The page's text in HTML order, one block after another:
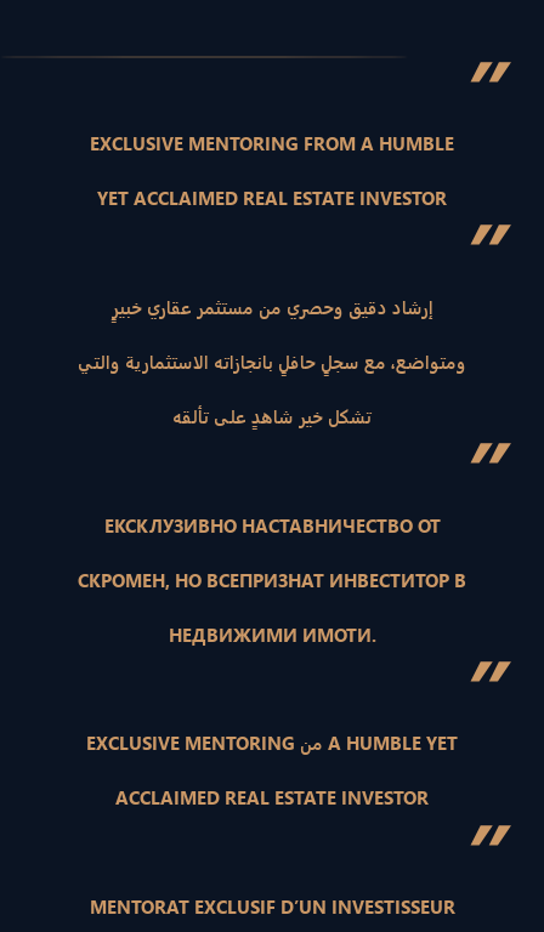
”
EXCLUSIVE MENTORING FROM A HUMBLE
YET ACCLAIMED REAL ESTATE INVESTOR ” إرشاد دقيق وحصري من مستثمر عقاري خبيرٍ
ومتواضع، مع سجلٍ حافلٍ بانجازاته الاستثمارية والتي
تشكل خير شاهدٍ على تألقه ”
ЕКСКЛУЗИВНО НАСТАВНИЧЕСТВО ОТ
СКРОМЕН, НО ВСЕПРИЗНАТ ИНВЕСТИТОР В
НЕДВИЖИМИ ИМОТИ. ” EXCLUSIVE MENTORING من A HUMBLE YET
ACCLAIMED REAL ESTATE INVESTOR ”
MENTORAT EXCLUSIF D’UN INVESTISSEUR